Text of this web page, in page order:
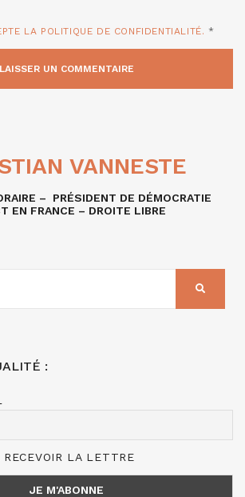
LA POLITIQUE DE CONFIDENTIALITÉ. *
VANNESTE
– PRÉSIDENT DE DÉMOCRATIE
EN FRANCE – DROITE LIBRE
:
LA LETTRE